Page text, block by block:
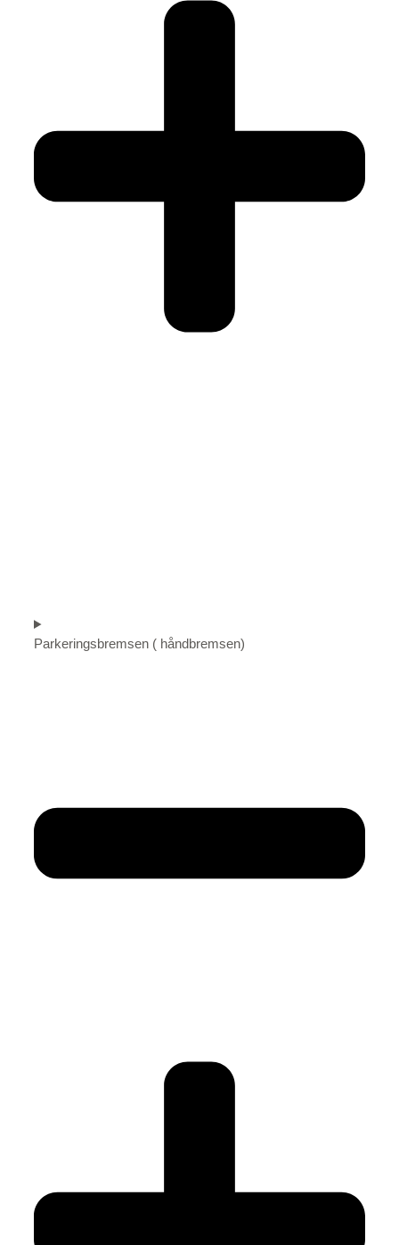
Parkeringsbremsen ( håndbremsen)